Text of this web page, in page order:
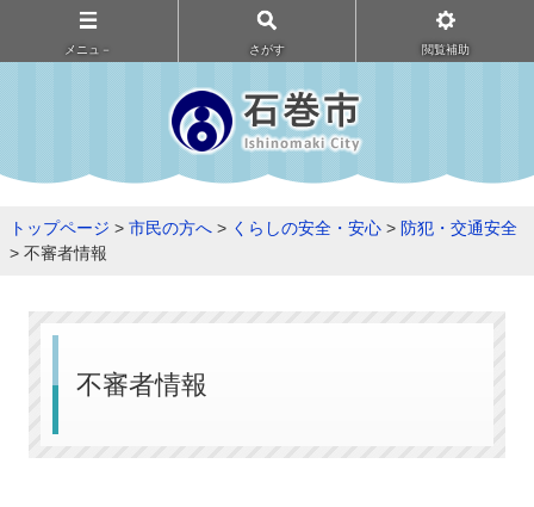
メニュ－ さがす 閲覧補助
トップページ > 市民の方へ > くらしの安全・安心 > 防犯・交通安全
> 不審者情報
不審者情報